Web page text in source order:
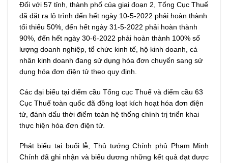
Đối với 57 tỉnh, thành phố của giai đoạn 2, Tổng Cục Thuế
đã đặt ra lộ trình đến hết ngày 10-5-2022 phải hoàn thành
tối thiểu 50%, đến hết ngày 31-5-2022 phải hoàn thành
90%, đến hết ngày 30-6-2022 phải hoàn thành 100% số
lượng doanh nghiệp, tổ chức kinh tế, hộ kinh doanh, cá
nhân kinh doanh đang sử dụng hóa đơn chuyển sang sử
dụng hóa đơn điện tử theo quy định.
Các đại biểu tại điểm cầu Tổng cục Thuế và điểm cầu 63
Cục Thuế toàn quốc đã đồng loạt kích hoạt hóa đơn điện
tử, đánh dấu thời điểm toàn hệ thống chính trị triển khai
thực hiện hóa đơn điện tử.
Phát biểu tại buổi lễ, Thủ tướng Chính phủ Phạm Minh
Chính đã ghi nhận và biểu dương những kết quả đạt được